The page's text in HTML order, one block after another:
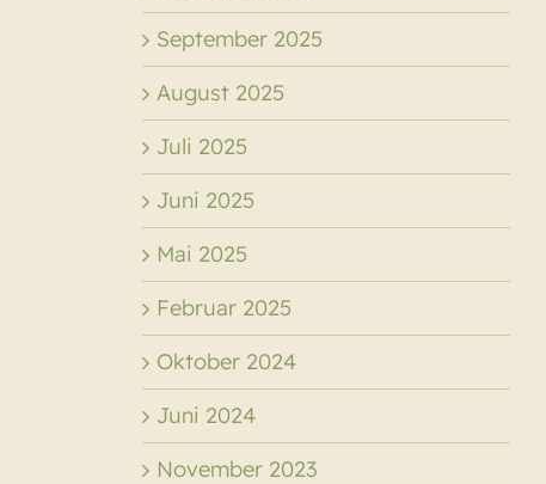
September 2025
August 2025
Juli 2025
Juni 2025
Mai 2025
Februar 2025
Oktober 2024
Juni 2024
November 2023